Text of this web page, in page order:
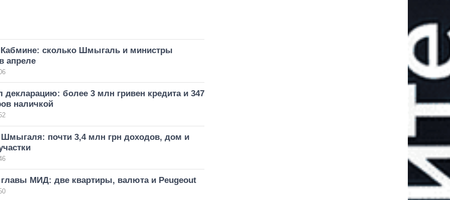
сколько Шмыгаль и министры
апреле
декларацию: более 3 млн гривен кредита и 347
наличкой
Шмыгаля: почти 3,4 млн грн доходов, дом и
МИД: две квартиры, валюта и Peugeout